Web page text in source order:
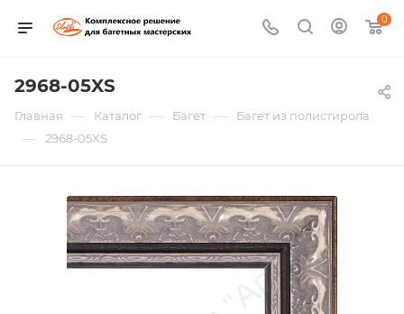
0
2968-05XS
Главная — Каталог — Багет — Багет из полистирола
— 2968-05XS